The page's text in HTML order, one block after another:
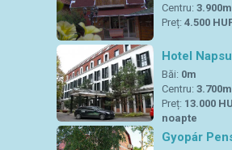
Centru: 3.900m
Preț: 4.500
Hotel
Băi: 0m
Centru: 3.700m
Preț: 13.000
noapte
Gyopár